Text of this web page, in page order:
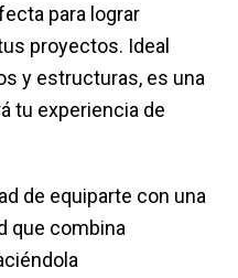
para lograr
proyectos. Ideal
y estructuras, es una
tu experiencia de
de equiparte con una
que combina